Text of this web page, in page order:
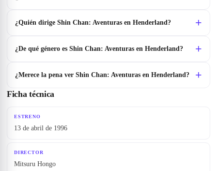
¿Quién dirige Shin Chan: Aventuras en Henderland?
¿De qué género es Shin Chan: Aventuras en Henderland?
¿Merece la pena ver Shin Chan: Aventuras en Henderland?
Ficha técnica
ESTRENO
13 de abril de 1996
DIRECTOR
Mitsuru Hongo